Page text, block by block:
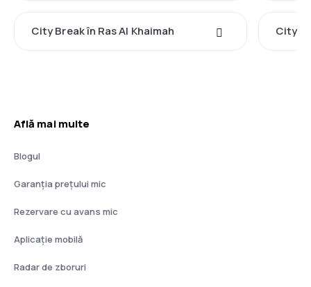
City Break în Ras Al Khaimah City
Află mai multe
Blogul
Garanția prețului mic
Rezervare cu avans mic
Aplicație mobilă
Radar de zboruri